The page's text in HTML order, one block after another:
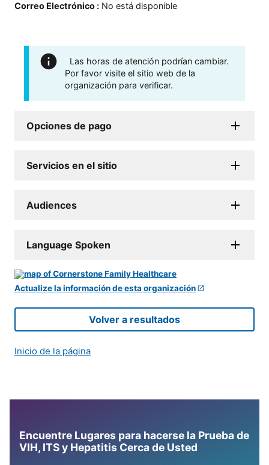
Correo Electrónico : No está disponible
Las horas de atención podrían cambiar.
Por favor visite el sitio web de la
organización para verificar.
Opciones de pago
Servicios en el sitio
Audiences
Language Spoken
Actualize la información de esta organización
Volver a resultados
Inicio de la página
Encuentre Lugares para hacerse la Prueba de
VIH, ITS y Hepatitis Cerca de Usted